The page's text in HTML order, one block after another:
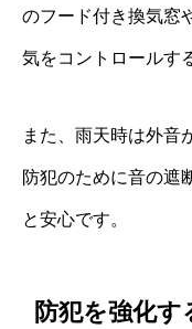
のフード付き換気窓
気をコントロールす
また、雨天時は外音
防犯のために音の遮
と安心です。
防犯を強化